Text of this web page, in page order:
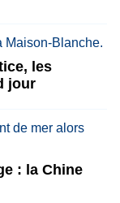
les
jour
: la Chine